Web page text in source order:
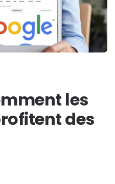
les
des